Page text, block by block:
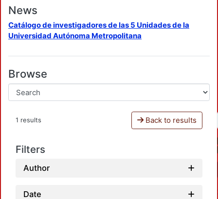
News
Catálogo de investigadores de las 5 Unidades de la
Universidad Autónoma Metropolitana
Browse
1 results Back to results
Filters
Author
Date